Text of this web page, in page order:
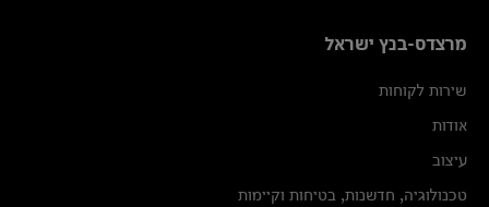
מרצדס-בנץ ישראל
שירות לקוחות
אודות
עיצוב
טכנולוגיה, חדשנות, בטיחות וקיימות